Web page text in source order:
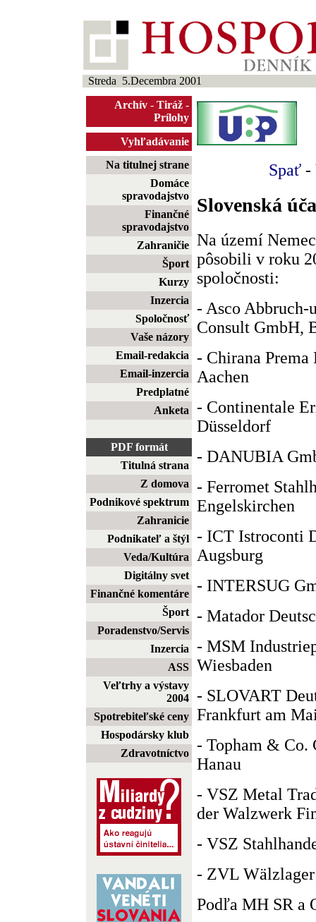
Streda 5.Decembra 2001
Archív - Tiráž -
Prílohy
Vyhľadávanie
Na titulnej strane
Domáce
spravodajstvo
Finančné
spravodajstvo
Zahraničie
Šport
Kurzy
Inzercia
Spoločnosť
Vaše názory
Email-redakcia
Email-inzercia
Predplatné
Anketa
PDF formát
Titulná strana
Z domova
Podnikové spektrum
Zahranicie
Podnikateľ a štýl
Veda/Kultúra
Digitálny svet
Finančné komentáre
Šport
Poradenstvo/Servis
Inzercia
ASS
Veľtrhy a výstavy
2004
Spotrebiteľské ceny
Hospodársky klub
Zdravotníctvo
Spať -
Slovenská
Na území
pôsobili v roku
spoločnosti:
- Asco Abbruch-
Consult GmbH,
- Chirana Prema
Aachen
- Continentale
Düsseldorf
- DANUBIA
- Ferromet
Engelskirchen
- ICT Istroconti
Augsburg
- INTERSUG
- Matador
- MSM
Wiesbaden
- SLOVART
Frankfurt am
- Topham & Co.
Hanau
- VSZ Metal
der Walzwerk
- VSZ
- ZVL
Podľa MH SR a